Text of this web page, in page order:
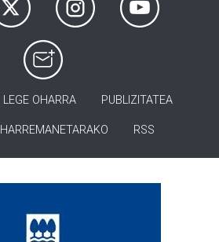
LEGE OHARRA PUBLIZITATEA
HARREMANETARAKO RSS